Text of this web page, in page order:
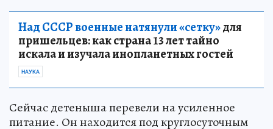
Над СССР военные натянули «сетку»для
пришельцев: как страна 13 лет тайно
искала и изучала инопланетных гостей
НАУКА
Сейчас детеныша перевели на усиленное
питание. Он находится под круглосуточным